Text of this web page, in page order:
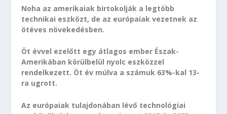
Noha az amerikaiak birtokolják a legtöbb
technikai eszközt, de az európaiak vezetnek az
ötéves növekedésben.
Öt évvel ezelőtt egy átlagos ember Észak-
Amerikában körülbelül nyolc eszközzel
rendelkezett. Öt év múlva a számuk 63%-kal 13-
ra ugrott.
Az európaiak tulajdonában lévő technológiai